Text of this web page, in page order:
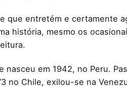
que entretém e certamente
história, mesmo os
nasceu em 1942, no Peru.
no Chile, exilou-se na